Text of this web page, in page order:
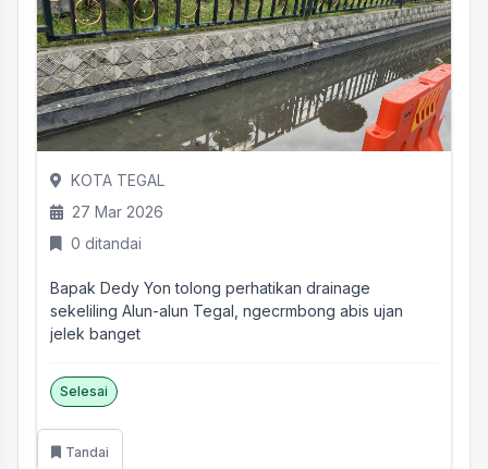
KOTA TEGAL
27 Mar 2026
0 ditandai
Bapak Dedy Yon tolong perhatikan drainage
sekeliling Alun-alun Tegal, ngecrmbong abis ujan
jelek banget
Selesai
Tandai